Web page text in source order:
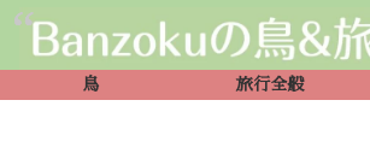
鳥 旅行全般